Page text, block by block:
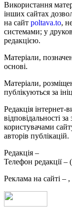
Використання
інших сайтах
на сайт poltava.to,
системами; у
редакцією.
Матеріали,
основі.
Матеріали,
публікуються за
Редакція
відповідальності
користувачами
авторів публікацій.
Редакція –
Телефон редакції –
Реклама на сайті – ,